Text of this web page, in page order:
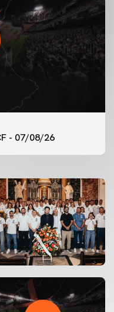
- 07/08/26
CF 7/8/2026